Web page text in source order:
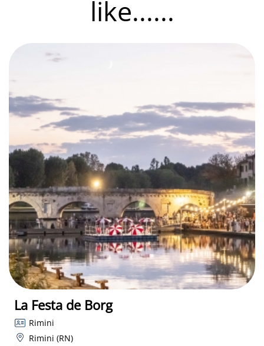
like......
La Festa de Borg
Rimini
Rimini (RN)